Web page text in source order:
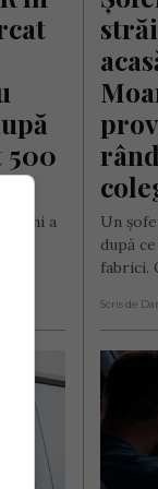
500
ani a
Un
după
fabrici.
Scris de